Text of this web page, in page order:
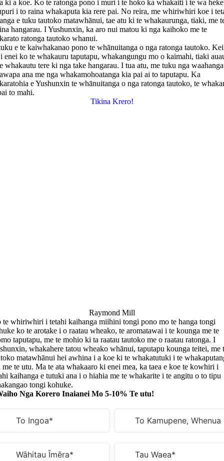
ki a koe. Ko te ratonga pono i muri i te hoko ka whakaiti i te wa
i to raina whakaputa kia rere pai. No reira, me whiriwhiri koe i
e tuku tautoko matawhānui, tae atu ki te whakaurunga, tiaki, me
hangarau. I Yushunxin, ka aro nui matou ki nga kaihoko me te
ratonga tautoko whanui.
e te kaiwhakanao pono te whānuitanga o nga ratonga tautoko. Kei
enei ko te whakauru taputapu, whakangungu mo o kaimahi, tiaki
whakautu tere ki nga take hangarau. I tua atu, me tuku nga
ana me nga whakamohoatanga kia pai ai to taputapu. Ka
e Yushunxin te whānuitanga o nga ratonga tautoko, te
to mahi.
Tikina Krero!
Raymond Mill
te whiriwhiri i tetahi kaihanga miihini tongi pono mo te hanga tongi
ko te arotake i o raatau wheako, te aromatawai i te kounga me te
taputapu, me te mohio ki ta raatau tautoko me o raatau ratonga. I
whakahere tatou wheako whānui, taputapu kounga teitei, me
matawhānui hei awhina i a koe ki te whakatutuki i te
me te utu. Ma te ata whakaaro ki enei mea, ka taea e koe te kowhiri i
kaihanga e tutuki ana i o hiahia me te whakarite i te angitu o to tipu
tongi kohuke.
Nga Korero Inaianei Mo 5-10% Te utu!